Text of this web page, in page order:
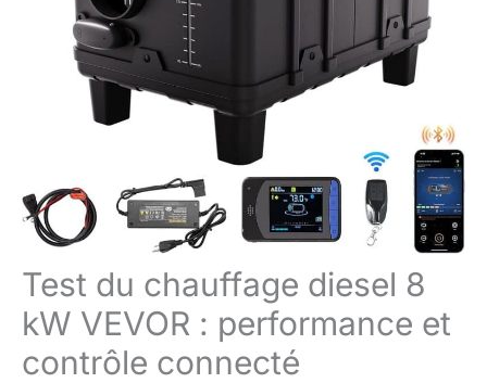
Test du chauffage diesel 8
kW VEVOR : performance et
contrôle connecté